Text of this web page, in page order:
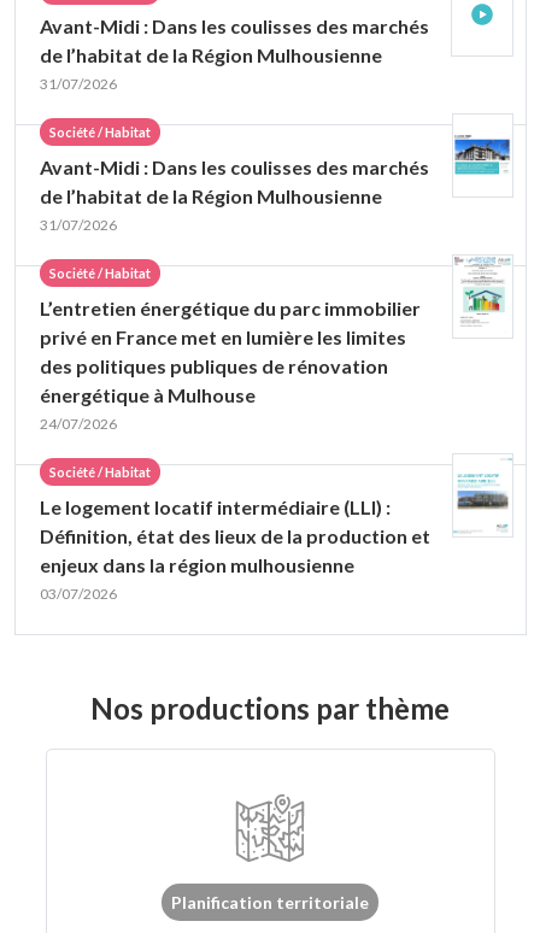
Avant-Midi : Dans les coulisses des marchés
de l’habitat de la Région Mulhousienne
31/07/2026
Société / Habitat
Avant-Midi : Dans les coulisses des marchés
de l’habitat de la Région Mulhousienne
31/07/2026
Société / Habitat
L’entretien énergétique du parc immobilier
privé en France met en lumière les limites
des politiques publiques de rénovation
énergétique à Mulhouse
24/07/2026
Société / Habitat
Le logement locatif intermédiaire (LLI) :
Définition, état des lieux de la production et
enjeux dans la région mulhousienne
03/07/2026
Nos productions par thème
Planification territoriale